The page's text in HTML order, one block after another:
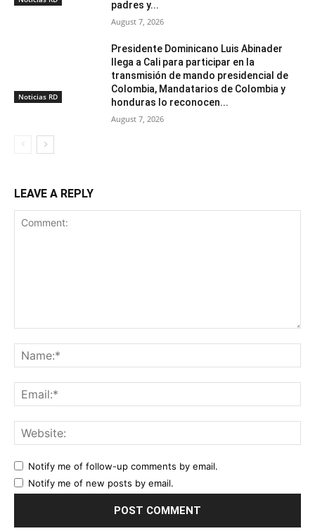
padres y...
August 7, 2026
Noticias RD
Presidente Dominicano Luis Abinader
llega a Cali para participar en la
transmisión de mando presidencial de
Colombia, Mandatarios de Colombia y
honduras lo reconocen...
August 7, 2026
LEAVE A REPLY
Notify me of follow-up comments by email.
Notify me of new posts by email.